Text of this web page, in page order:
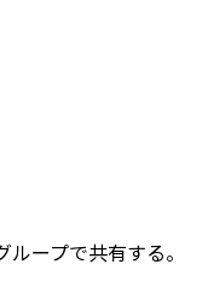
ープで共有する。